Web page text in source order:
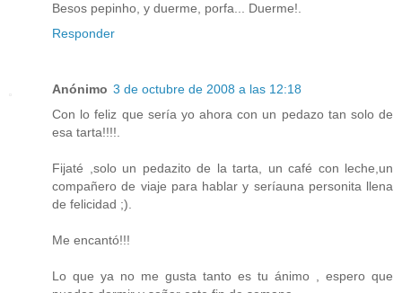
Besos pepinho, y duerme, porfa... Duerme!.
Responder
Anónimo 3 de octubre de 2008 a las 12:18
Con lo feliz que sería yo ahora con un pedazo tan solo de
esa tarta!!!!.
Fijaté ,solo un pedazito de la tarta, un café con leche,un
compañero de viaje para hablar y seríauna personita llena
de felicidad ;).
Me encantó!!!
Lo que ya no me gusta tanto es tu ánimo , espero que